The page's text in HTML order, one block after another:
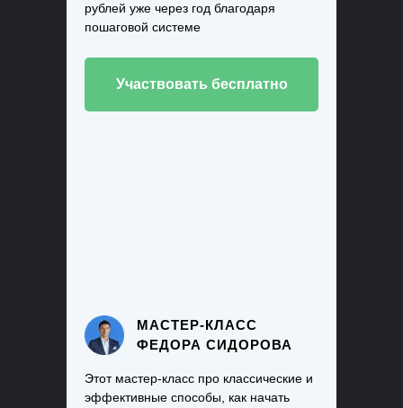
МАСТЕР-КЛАСС
ФЕДОРА СИДОРОВА
Этот мастер-класс про классические и
эффективные способы, как начать
рублей уже через год благодаря
пошаговой системе
Участвовать бесплатно